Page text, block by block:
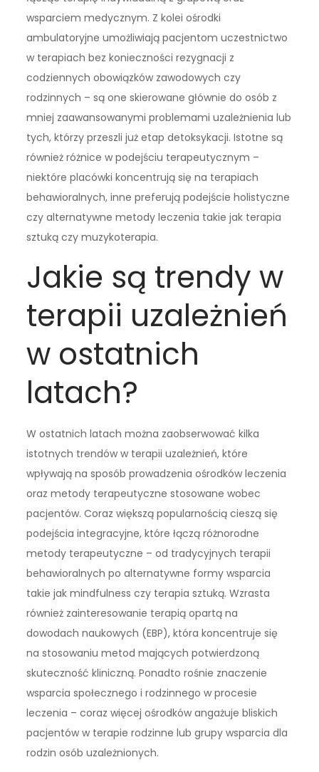
wsparciem medycznym. Z kolei ośrodki
ambulatoryjne umożliwiają pacjentom uczestnictwo
w terapiach bez konieczności rezygnacji z
codziennych obowiązków zawodowych czy
rodzinnych – są one skierowane głównie do osób z
mniej zaawansowanymi problemami uzależnienia lub
tych, którzy przeszli już etap detoksykacji. Istotne są
również różnice w podejściu terapeutycznym –
niektóre placówki koncentrują się na terapiach
behawioralnych, inne preferują podejście holistyczne
czy alternatywne metody leczenia takie jak terapia
sztuką czy muzykoterapia.
Jakie są trendy w
terapii uzależnień
w ostatnich
latach?
W ostatnich latach można zaobserwować kilka
istotnych trendów w terapii uzależnień, które
wpływają na sposób prowadzenia ośrodków leczenia
oraz metody terapeutyczne stosowane wobec
pacjentów. Coraz większą popularnością cieszą się
podejścia integracyjne, które łączą różnorodne
metody terapeutyczne – od tradycyjnych terapii
behawioralnych po alternatywne formy wsparcia
takie jak mindfulness czy terapia sztuką. Wzrasta
również zainteresowanie terapią opartą na
dowodach naukowych (EBP), która koncentruje się
na stosowaniu metod mających potwierdzoną
skuteczność kliniczną. Ponadto rośnie znaczenie
wsparcia społecznego i rodzinnego w procesie
leczenia – coraz więcej ośrodków angażuje bliskich
pacjentów w terapie rodzinne lub grupy wsparcia dla
rodzin osób uzależnionych.